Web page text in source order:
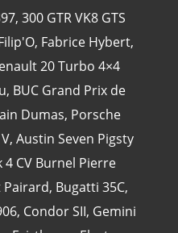
, 300 GTR VK8 GTS
, Fabrice Hybert,
20 Turbo 4×4
, BUC Grand Prix de
Dumas, Porsche
, Austin Seven Pigsty
4 CV Burnel Pierre
Pairard, Bugatti 35C,
, Condor SII, Gemini
Mans 1963
(5)
Mans 1967